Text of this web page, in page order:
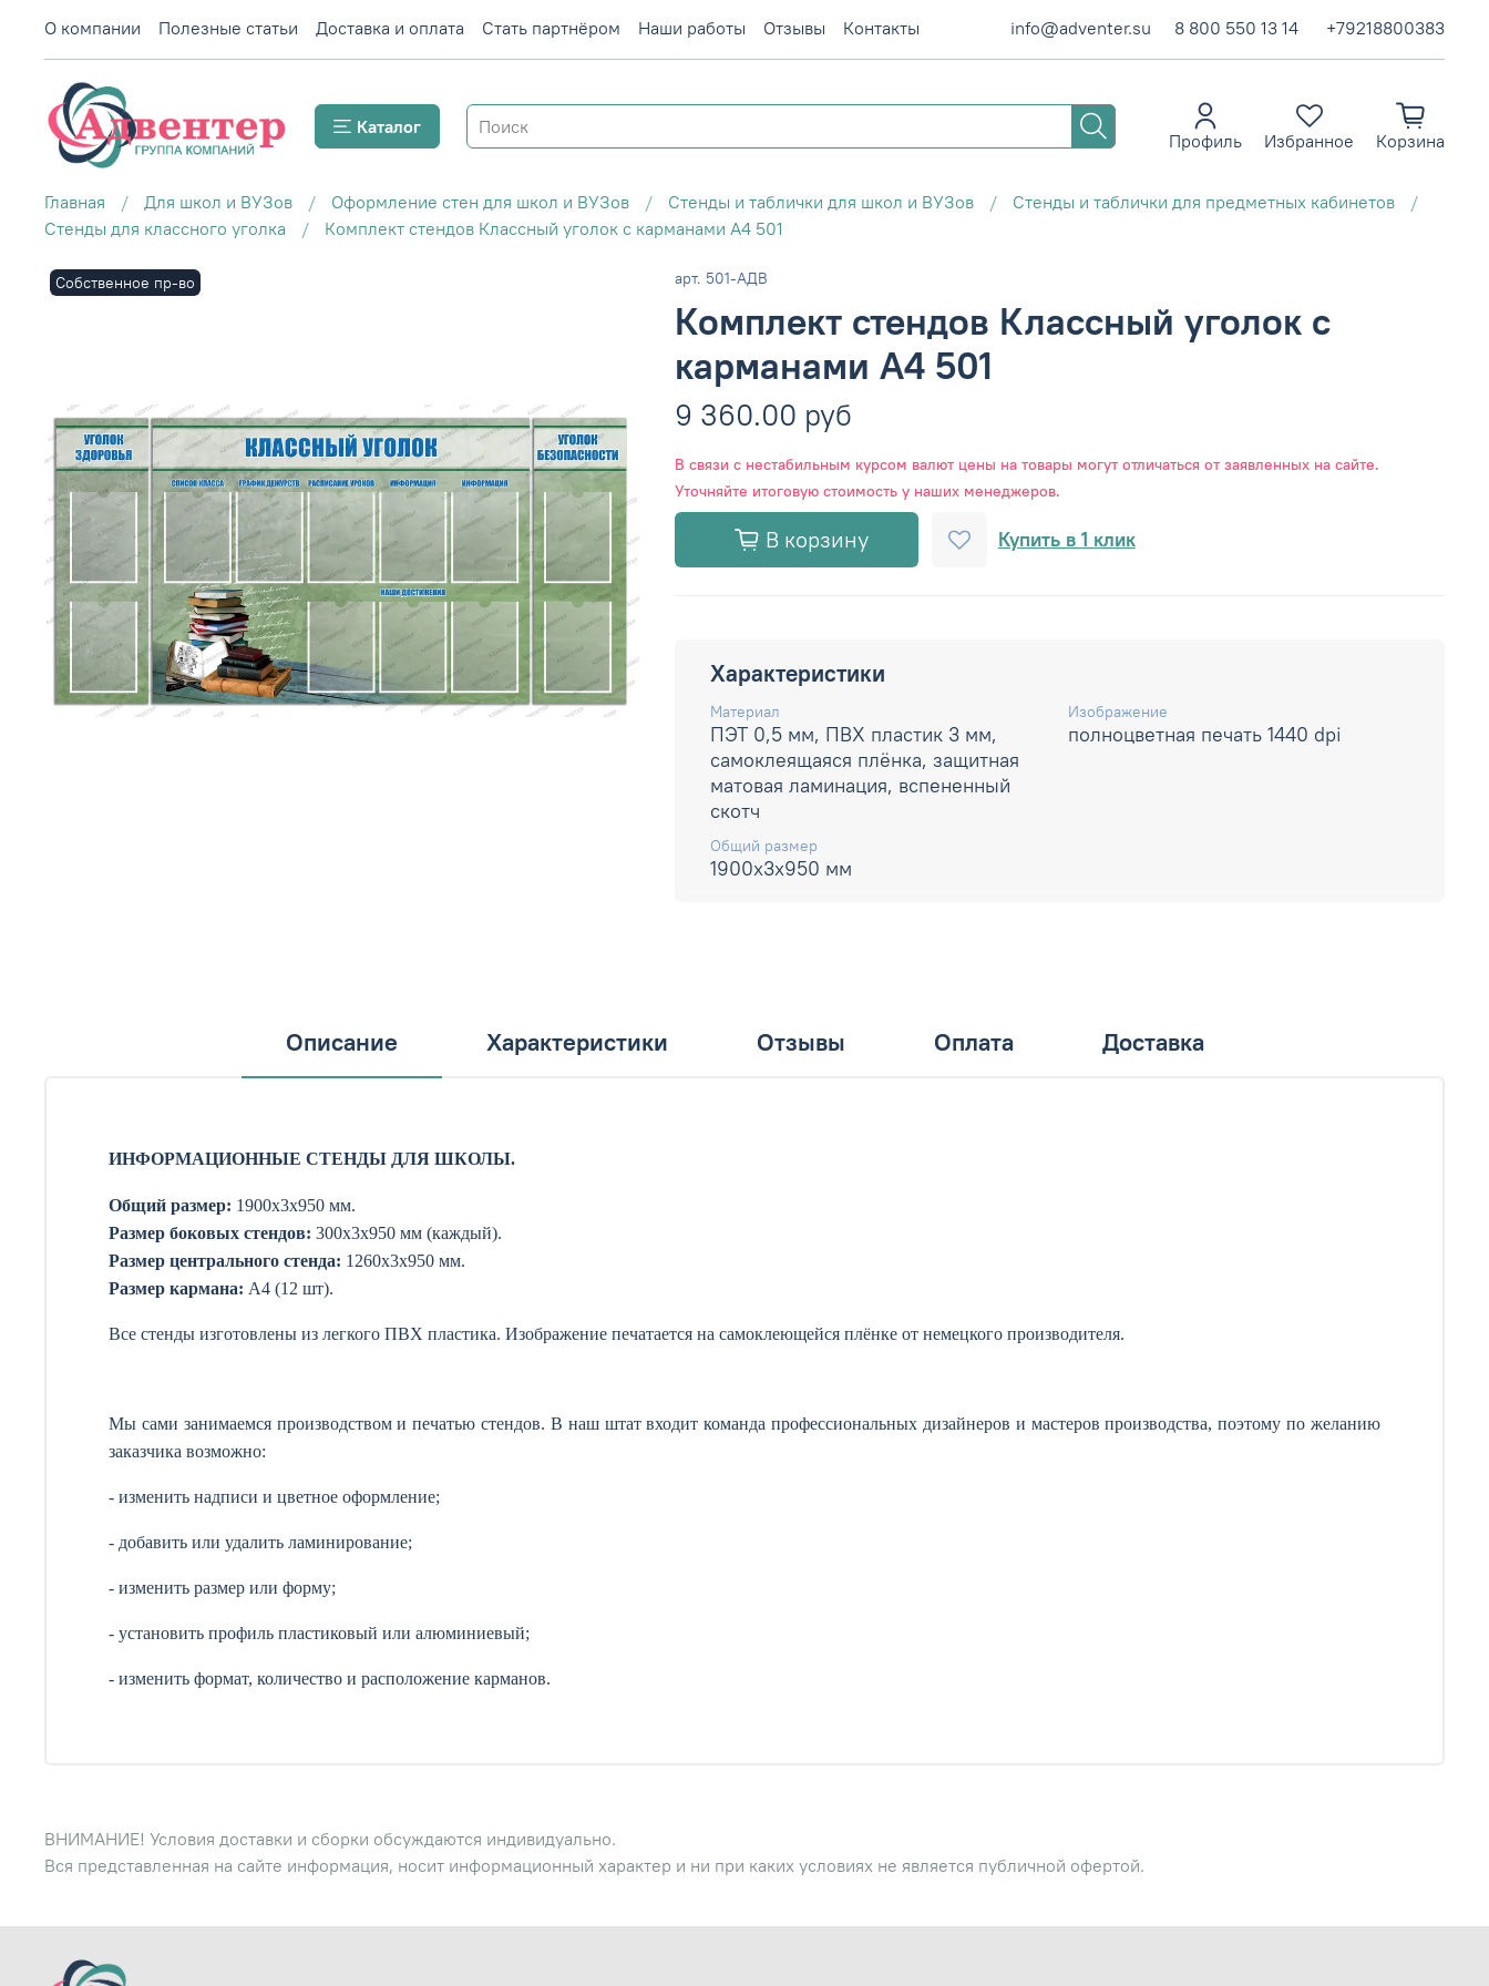
О компании Полезные статьи Доставка и оплата Стать партнёром Наши работы Отзывы Контакты info@adventer.su 8 800 550 13 14 +79218800383
Каталог
Профиль Избранное Корзина
Главная Для школ и ВУЗов Оформление стен для школ и ВУЗов Стенды и таблички для школ и ВУЗов
Стенды и таблички для предметных кабинетов
Стенды для классного уголка
Комплект стендов Классный уголок с карманами А4 501
Собственное пр-во арт. 501-АДВ
Комплект стендов Классный уголок с
карманами А4 501
9 360.00 руб
В связи с нестабильным курсом валют цены на товары могут отличаться от заявленных на сайте.
Уточняйте итоговую стоимость у наших менеджеров.
В корзину Купить в 1 клик
Характеристики
Материал
ПЭТ 0,5 мм, ПВХ пластик 3 мм,
самоклеящаяся плёнка, защитная
матовая ламинация, вспененный
скотч
Изображение
полноцветная печать 1440 dpi
Общий размер
1900х3х950 мм
Описание Характеристики Отзывы Оплата Доставка
ИНФОРМАЦИОННЫЕ СТЕНДЫ ДЛЯ ШКОЛЫ.
Общий размер: 1900х3х950 мм.
Размер боковых стендов: 300х3х950 мм (каждый).
Размер центрального стенда: 1260х3х950 мм.
Размер кармана: А4 (12 шт).
Все стенды изготовлены из легкого ПВХ пластика. Изображение печатается на самоклеющейся плёнке от немецкого производителя.
Мы сами занимаемся производством и печатью стендов. В наш штат входит команда профессиональных дизайнеров и мастеров производства, поэтому по желанию
заказчика возможно:
- изменить надписи и цветное оформление;
- добавить или удалить ламинирование;
- изменить размер или форму;
- установить профиль пластиковый или алюминиевый;
- изменить формат, количество и расположение карманов.
ВНИМАНИЕ! Условия доставки и сборки обсуждаются индивидуально.
Вся представленная на сайте информация, носит информационный характер и ни при каких условиях не является публичной офертой.